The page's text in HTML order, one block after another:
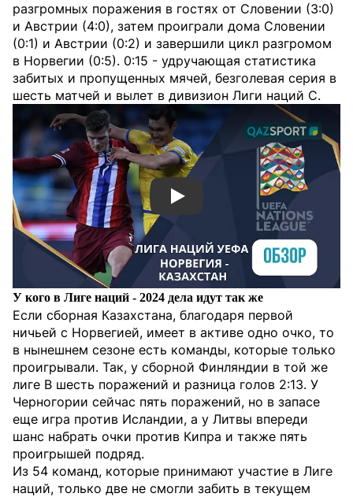
разгромных поражения в гостях от Словении (3:0)
и Австрии (4:0), затем проиграли дома Словении
(0:1) и Австрии (0:2) и завершили цикл разгромом
в Норвегии (0:5). 0:15 - удручающая статистика
забитых и пропущенных мячей, безголевая серия в
шесть матчей и вылет в дивизион Лиги наций C.
Смотреть видео YouTube
У кого в Лиге наций - 2024 дела идут так же
Если сборная Казахстана, благодаря первой
ничьей с Норвегией, имеет в активе одно очко, то
в нынешнем сезоне есть команды, которые только
проигрывали. Так, у сборной Финляндии в той же
лиге B шесть поражений и разница голов 2:13. У
Черногории сейчас пять поражений, но в запасе
еще игра против Исландии, а у Литвы впереди
шанс набрать очки против Кипра и также пять
проигрышей подряд.
Из 54 команд, которые принимают участие в Лиге
наций, только две не смогли забить в текущем